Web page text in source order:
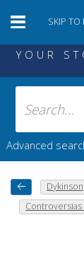
SKIP TO
YOUR
Advanced
Dykinson
Controversias